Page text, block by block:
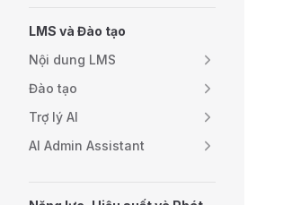
LMS và Đào tạo
Nội dung LMS
Đào tạo
Trợ lý AI
AI Admin Assistant